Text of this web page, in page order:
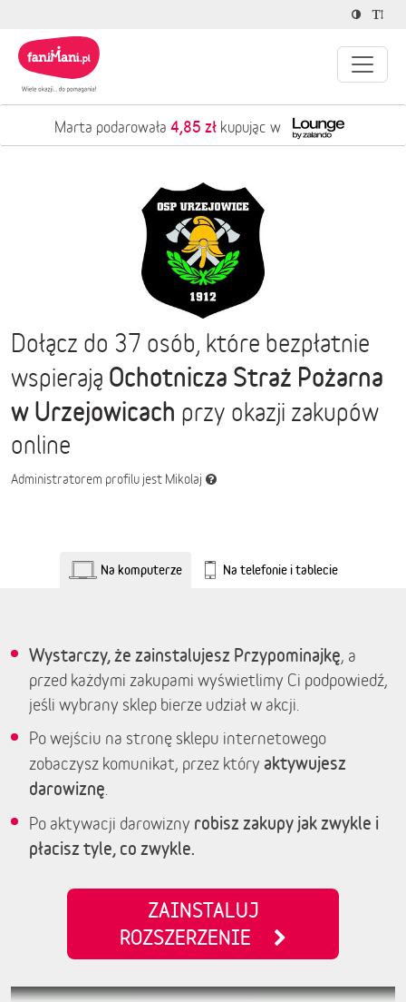
Marta podarowała 4,85 złkupując w
Dołącz do 37 osób, które bezpłatnie
wspierają Ochotnicza Straż Pożarna
w Urzejowicach przy okazji zakupów
online
Administratorem profilu jest Mikolaj
Na komputerze Na telefonie i tablecie
Wystarczy, że zainstalujesz Przypominajkę, a
przed każdymi zakupami wyświetlimy Ci podpowiedź,
jeśli wybrany sklep bierze udział w akcji.
Po wejściu na stronę sklepu internetowego
zobaczysz komunikat, przez który aktywujesz
darowiznę
Po aktywacji darowizny robisz zakupy jak zwykle i
płacisz tyle, co zwykle.
ZAINSTALUJ
ROZSZERZENIE